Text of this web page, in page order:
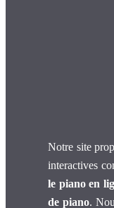
Notre site
interactives
le piano en
de piano.